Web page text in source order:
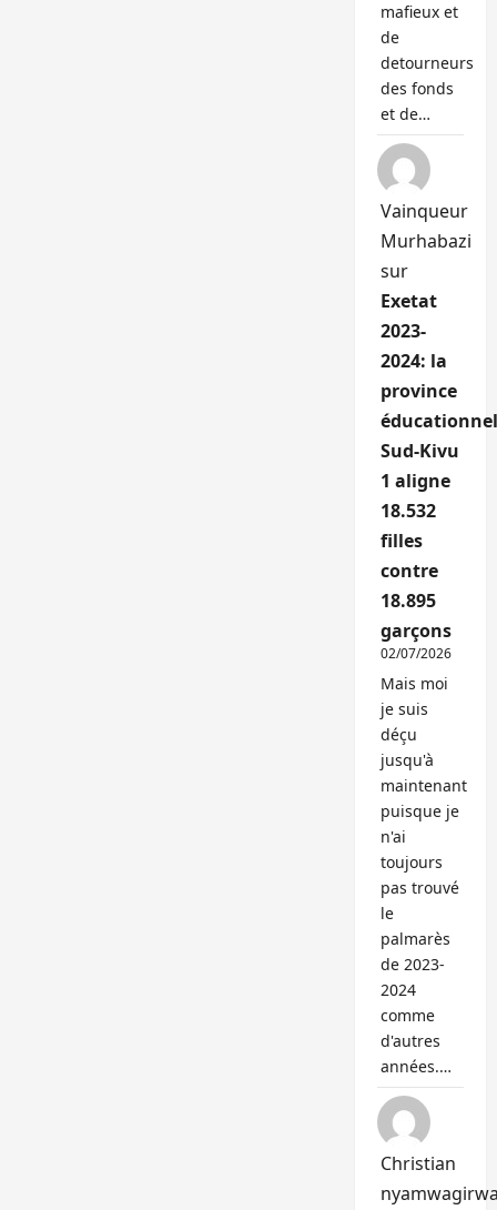
mafieux et
de
detourneurs
des fonds
et de…
Vainqueur
Murhabazi
sur
Exetat
2023-
2024: la
province
Sud-Kivu
1 aligne
18.532
filles
contre
18.895
garçons
02/07/2026
Mais moi
je suis
déçu
jusqu'à
maintenant
puisque je
n'ai
toujours
pas trouvé
le
palmarès
de 2023-
2024
comme
d'autres
années.…
Christian